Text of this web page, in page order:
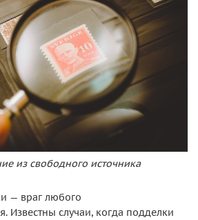
из свободного источника
— враг любого
Известны случаи, когда подделки